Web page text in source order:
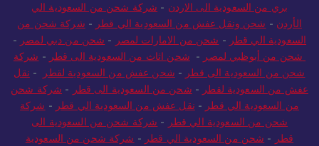
بري من السعودية الى الاردن - شركة شحن من السعودية الي
الأردن - شحن ونقل عفش من السعودية الي قطر - شركة شحن من
السعودية الي قطر - شحن من الامارات لمصر - شحن من دبي لمصر -
شحن من أبوظبي لمصر - شحن اثاث من السعودية الى قطر - شركة
شحن من السعودية الى قطر - شحن عفش من السعودية لقطر - نقل
عفش من السعودية لقطر - شحن من السعودية الى قطر - شركة شحن
من السعودية الي قطر - نقل عفش من السعودية الي قطر - شركة
شحن من السعودية الي قطر - شركة شحن من السعودية الى
قطر - شحن من السعودية الي قطر - شركة شحن من السعودية